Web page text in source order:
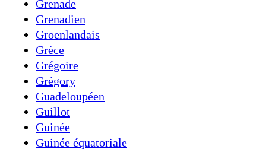
Grenade
Grenadien
Groenlandais
Grèce
Grégoire
Grégory
Guadeloupéen
Guillot
Guinée
Guinée équatoriale